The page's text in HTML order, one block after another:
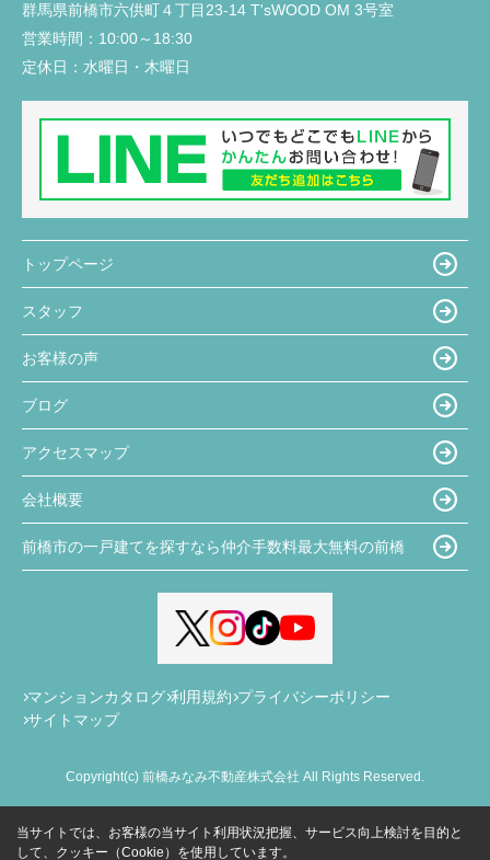
群馬県前橋市六供町４丁目23‐14 T'sWOOD OM 3号室
営業時間： 10:00～18:30
定休日： 水曜日・木曜日
トップページ
スタッフ
お客様の声
ブログ
アクセスマップ
会社概要
前橋市の一戸建てを探すなら仲介手数料最大無料の前橋
マンションカタログ 利用規約 プライバシーポリシー
サイトマップ
Copyright(c) 前橋みなみ不動産株式会社 All Rights Reserved.
当サイトでは、お客様の当サイト利用状況把握、サービス向上検討を目的と
して、クッキー（Cookie）を使用しています。